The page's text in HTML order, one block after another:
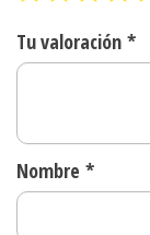
Tu valoración *
Nombre *